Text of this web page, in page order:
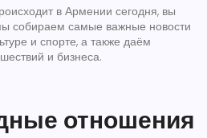
в Армении сегодня, вы
собираем самые важные новости
и спорте, а также даём
и бизнеса.
отношения